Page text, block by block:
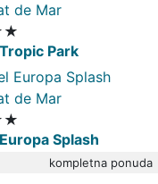
de Mar
Park
de Mar
Splash
kompletna ponuda